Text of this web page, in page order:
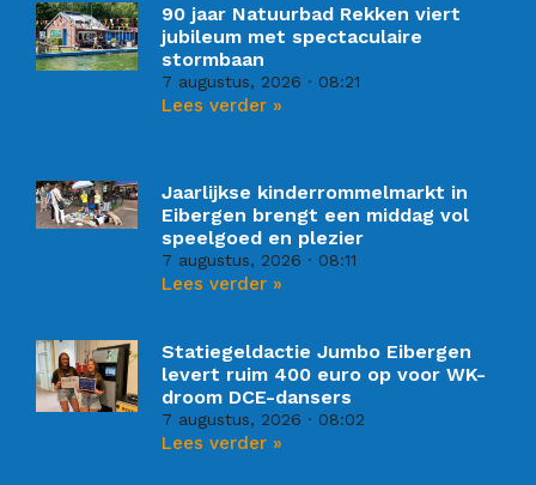
90 jaar Natuurbad Rekken viert
jubileum met spectaculaire
stormbaan
7 augustus, 2026 08:21
Lees verder »
Jaarlijkse kinderrommelmarkt in
Eibergen brengt een middag vol
speelgoed en plezier
7 augustus, 2026 08:11
Lees verder »
Statiegeldactie Jumbo Eibergen
levert ruim 400 euro op voor WK-
droom DCE-dansers
7 augustus, 2026 08:02
Lees verder »